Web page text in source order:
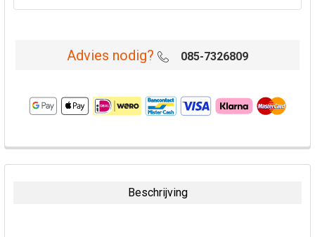
Advies nodig? 085-7326809
VAAK
SAMEN
Beschrijving